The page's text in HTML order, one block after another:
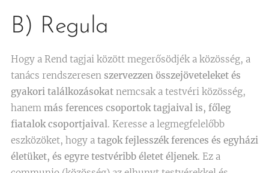
B) Regula
Hogy a Rend tagjai között megerősödjék a közösség, a
tanács rendszeresen szervezzen összejöveteleket és
gyakori találkozásokat nemcsak a testvéri közösség,
hanem más ferences csoportok tagjaival is, főleg
fiatalok csoportjaival. Keresse a legmegfelelőbb
eszközöket, hogy a tagok fejlesszék ferences és egyházi
életüket, és egyre testvéribb életet éljenek. Ez a